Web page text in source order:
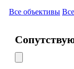
Все объективы